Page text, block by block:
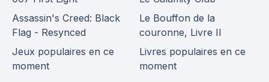
Assassin's Creed: Black
Flag - Resynced
Jeux populaires en ce
moment
Le Bouffon de la
couronne, Livre II
Livres populaires en ce
moment